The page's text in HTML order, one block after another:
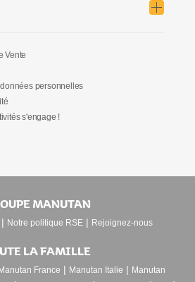
Vente
personnelles
s'engage !
MANUTAN
| Notre politique RSE | Rejoignez-nous
LA FAMILLE
Manutan France | Manutan Italie | Manutan